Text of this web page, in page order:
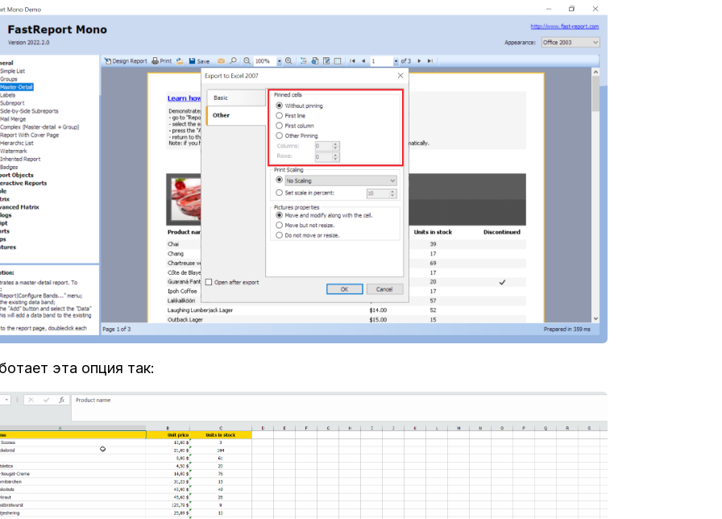
эта опция так: